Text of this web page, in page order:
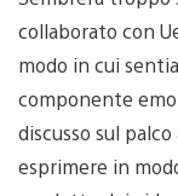
collaborato con
modo in cui
componente
discusso sul
esprimere in